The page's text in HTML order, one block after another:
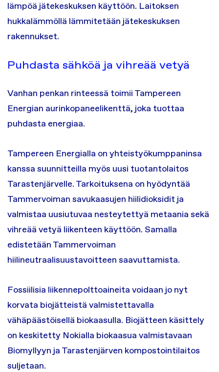
lämpöä jätekeskuksen käyttöön. Laitoksen
hukkalämmöllä lämmitetään jätekeskuksen
rakennukset.
Puhdasta sähköä ja vihreää vetyä
Vanhan penkan rinteessä toimii Tampereen
Energian aurinkopaneelikenttä, joka tuottaa
puhdasta energiaa.
Tampereen Energialla on yhteistyökumppaninsa
kanssa suunnitteilla myös uusi tuotantolaitos
Tarastenjärvelle. Tarkoituksena on hyödyntää
Tammervoiman savukaasujen hiilidioksidit ja
valmistaa uusiutuvaa nesteytettyä metaania sekä
vihreää vetyä liikenteen käyttöön. Samalla
edistetään Tammervoiman
hiilineutraalisuustavoitteen saavuttamista.
Fossiilisia liikennepolttoaineita voidaan jo nyt
korvata biojätteistä valmistettavalla
vähäpäästöisellä biokaasulla. Biojätteen käsittely
on keskitetty Nokialla biokaasua valmistavaan
Biomyllyyn ja Tarastenjärven kompostointilaitos
suljetaan.